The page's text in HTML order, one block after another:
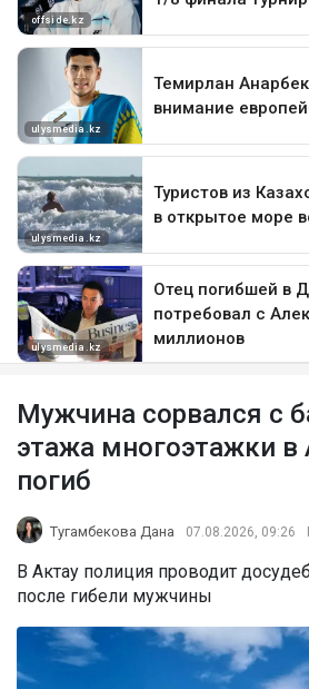
Мужчина сорвался с
этажа многоэтажки в
погиб
Тугамбекова Дана 07.08.2026, 09:26
В Актау полиция проводит
после гибели мужчины